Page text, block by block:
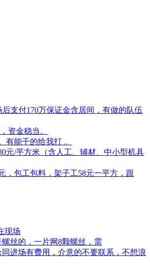
支付170万保证金含居间，有做的队伍
资金稳当。
能干的给我打 。
元/平方米（含人工、辅材、中小型机具
，包工包料，架子工58元一平方，跟
现场
丝的，一片网8颗螺丝，需
进场有费用，介意的不要联系，不想浪